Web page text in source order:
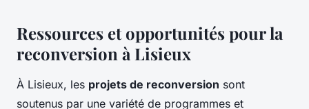
Ressources et opportunités pour la
reconversion à Lisieux
À Lisieux, les projets de reconversion sont
soutenus par une variété de programmes et